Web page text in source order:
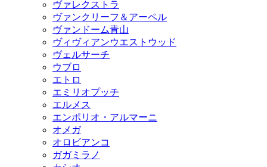
ヴァレクストラ
ヴァンクリーフ＆アーペル
ヴァンドーム青山
ヴィヴィアンウエストウッド
ヴェルサーチ
ウブロ
エトロ
エミリオプッチ
エルメス
エンポリオ・アルマーニ
オメガ
オロビアンコ
ガガミラノ